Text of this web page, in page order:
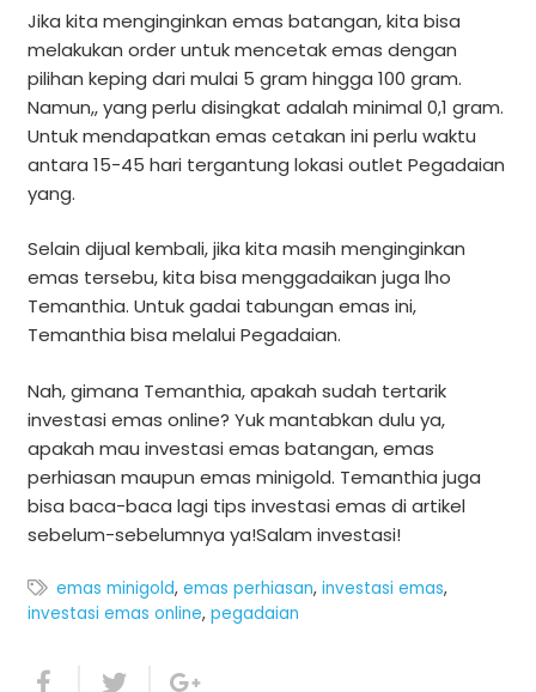
Jika kita menginginkan emas batangan, kita bisa
melakukan order untuk mencetak emas dengan
pilihan keping dari mulai 5 gram hingga 100 gram.
Namun,, yang perlu disingkat adalah minimal 0,1 gram.
Untuk mendapatkan emas cetakan ini perlu waktu
antara 15-45 hari tergantung lokasi outlet Pegadaian
yang.
Selain dijual kembali, jika kita masih menginginkan
emas tersebu, kita bisa menggadaikan juga lho
Temanthia. Untuk gadai tabungan emas ini,
Temanthia bisa melalui Pegadaian.
Nah, gimana Temanthia, apakah sudah tertarik
investasi emas online? Yuk mantabkan dulu ya,
apakah mau investasi emas batangan, emas
perhiasan maupun emas minigold. Temanthia juga
bisa baca-baca lagi tips investasi emas di artikel
sebelum-sebelumnya ya!Salam investasi!
emas minigold, emas perhiasan, investasi emas,
investasi emas online, pegadaian